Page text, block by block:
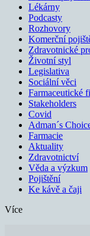
Lékárny
Podcasty
Rozhovory
Komerční
Zdravotnické
Životní styl
Legislativa
Sociální věci
Farmaceutické
Stakeholders
Covid
Adman´s
Farmacie
Aktuality
Zdravotnictví
Věda a výzkum
Pojištění
Ke kávě a čaji
Více